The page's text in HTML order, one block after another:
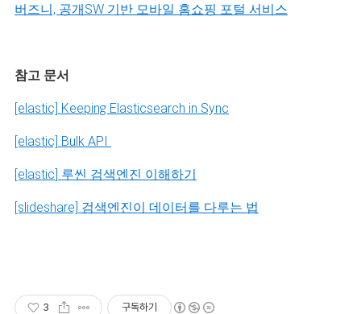
버즈니, 공개SW 기반 모바일 홈쇼핑 포털 서비스
참고 문서
[elastic] Keeping Elasticsearch in Sync
[elastic] Bulk API
[elastic] 루씬 검색엔진 이해하기
[slideshare] 검색엔진이 데이터를 다루는 법
3 구독하기